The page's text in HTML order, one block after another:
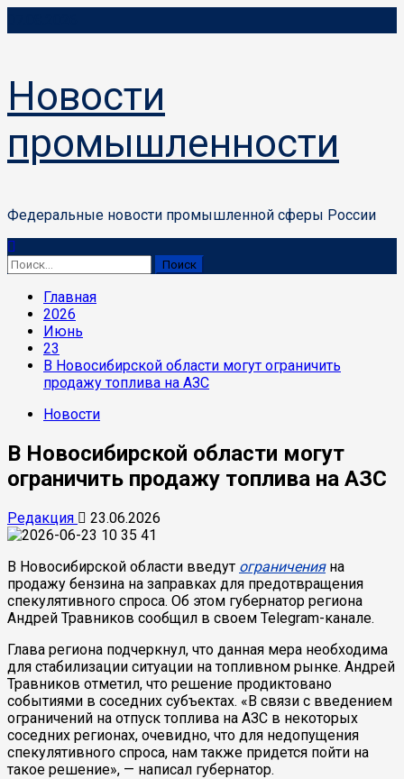
к
Новости
промышленности
Федеральные новости промышленной сферы России
Основное
меню
Найти:
Главная
2026
Июнь
23
В Новосибирской области могут ограничить
продажу топлива на АЗС
Новости
В Новосибирской области могут
ограничить продажу топлива на АЗС
Редакция 23.06.2026
В Новосибирской области введут ограничения на
продажу бензина на заправках для предотвращения
спекулятивного спроса. Об этом губернатор региона
Андрей Травников сообщил в своем Telegram-канале.
Глава региона подчеркнул, что данная мера необходима
для стабилизации ситуации на топливном рынке. Андрей
Травников отметил, что решение продиктовано
событиями в соседних субъектах. «В связи с введением
ограничений на отпуск топлива на АЗС в некоторых
соседних регионах, очевидно, что для недопущения
спекулятивного спроса, нам также придется пойти на
такое решение», — написал губернатор.